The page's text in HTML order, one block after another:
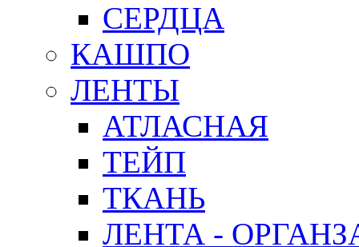
СЕРДЦА
КАШПО
ЛЕНТЫ
АТЛАСНАЯ
ТЕЙП
ТКАНЬ
ЛЕНТА -